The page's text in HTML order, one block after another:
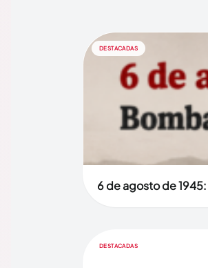
DESTACADAS
6 de agosto de
DESTACADAS